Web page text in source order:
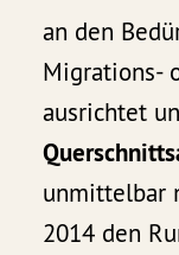
an den
Migrations-
ausrichtet
unmittelbar
2014 den